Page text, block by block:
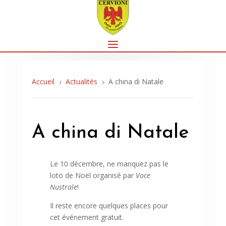
Accueil 5 Actualités 5 A china di Natale
A china di Natale
Le 10 décembre, ne manquez pas le
loto de Noël organisé par Voce
Nustrale!
Il reste encore quelques places pour
cet événement gratuit.